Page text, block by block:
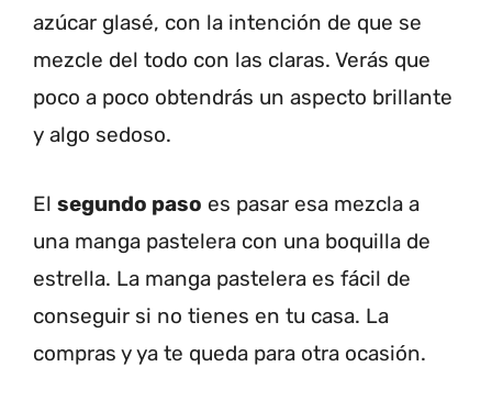
azúcar glasé, con la intención de que se
mezcle del todo con las claras. Verás que
poco a poco obtendrás un aspecto brillante
y algo sedoso.
El segundo paso es pasar esa mezcla a
una manga pastelera con una boquilla de
estrella. La manga pastelera es fácil de
conseguir si no tienes en tu casa. La
compras y ya te queda para otra ocasión.